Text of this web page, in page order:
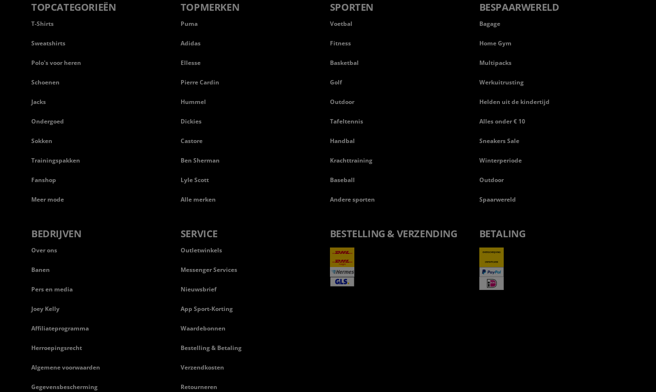
TOPCATEGORIEËN
T-Shirts
Sweatshirts
Polo's voor heren
Schoenen
Jacks
Ondergoed
Sokken
Trainingspakken
Fanshop
Meer mode
TOPMERKEN
Puma
Adidas
Ellesse
Pierre Cardin
Hummel
Dickies
Castore
Ben Sherman
Lyle Scott
Alle merken
SPORTEN
Voetbal
Fitness
Basketbal
Golf
Outdoor
Tafeltennis
Handbal
Krachttraining
Baseball
Andere sporten
BESPAARWERELD
Bagage
Home Gym
Multipacks
Werkuitrusting
Helden uit de kindertijd
Alles onder € 10
Sneakers Sale
Winterperiode
Outdoor
Spaarwereld
BEDRIJVEN
Over ons
Banen
Pers en media
Joey Kelly
Affiliateprogramma
Herroepingsrecht
Algemene voorwaarden
Gegevensbescherming
SERVICE
Outletwinkels
Messenger Services
Nieuwsbrief
App Sport-Korting
Waardebonnen
Bestelling & Betaling
Verzendkosten
Retourneren
BESTELLING & VERZENDING BETALING